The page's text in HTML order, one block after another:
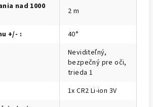
nad 1000
2 m
+/- : 40°
Neviditeľný,
bezpečný pre oči,
trieda 1
1x CR2 Li-ion 3V